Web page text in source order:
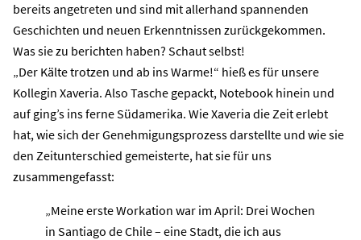
bereits angetreten und sind mit allerhand spannenden
Geschichten und neuen Erkenntnissen zurückgekommen.
Was sie zu berichten haben? Schaut selbst!
„Der Kälte trotzen und ab ins Warme!“ hieß es für unsere
Kollegin Xaveria. Also Tasche gepackt, Notebook hinein und
auf ging’s ins ferne Südamerika. Wie Xaveria die Zeit erlebt
hat, wie sich der Genehmigungsprozess darstellte und wie sie
den Zeitunterschied gemeisterte, hat sie für uns
zusammengefasst:
„Meine erste Workation war im April: Drei Wochen
in Santiago de Chile – eine Stadt, die ich aus